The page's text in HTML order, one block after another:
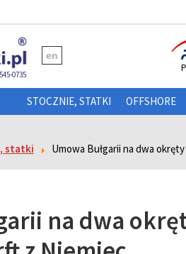
0735
en
STOCZNIE, STATKI OFFSHORE
statki Umowa Bułgarii na dwa
na dwa